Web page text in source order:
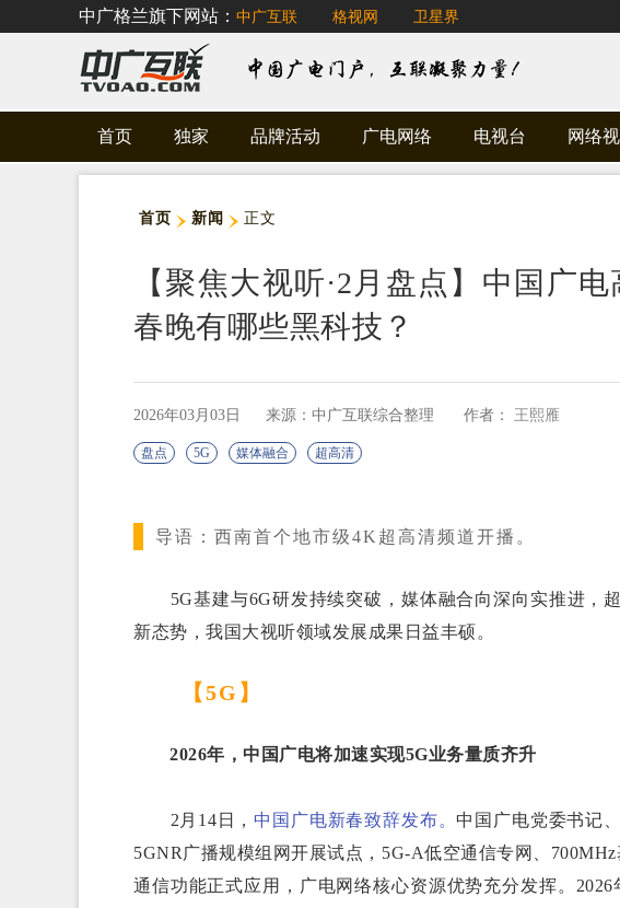
中广格兰旗下网站： 中广互联 格视网 卫星界
首页 独家 品牌活动 广电网络 电视台 网络
首页 新闻 正文
【聚焦大视听·2月盘点】中国广
春晚有哪些黑科技？
2026年03月03日 来源：中广互联综合整理 作者： 王熙雁
盘点 5G 媒体融合 超高清
导语： 西南首个地市级4K超高清频道开播。
5G基建与6G研发持续突破，媒体融合向深向实推进，
新态势，我国大视听领域发展成果日益丰硕。
【5G】
2026年，中国广电将加速实现5G业务量质齐升
2月14日， 中国广电新春致辞发布。 中国广电党委书记
5GNR广播规模组网开展试点，5G-A低空通信专网、
通信功能正式应用，广电网络核心资源优势充分发挥。